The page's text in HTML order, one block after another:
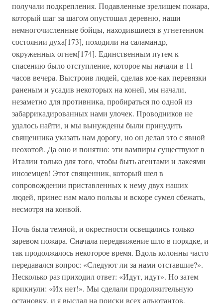
получали подкрепления. Подавленные зрелищем пожара,
который шаг за шагом опустошал деревню, наши
немногочисленные бойцы, находившиеся в угнетенном
состоянии духа[173], походили на саламандр,
окруженных огнем[174]. Единственным путем к
спасению было отступление, которое мы начали в 11
часов вечера. Выстроив людей, сделав кое-как перевязки
раненым и усадив некоторых на коней, мы начали,
незаметно для противника, пробираться по одной из
забаррикадированных нами улочек. Проводников не
удалось найти, и мы вынуждены были принудить
священника указать нам дорогу, но он делал это с явной
неохотой. Да оно и понятно: эти вампиры существуют в
Италии только для того, чтобы быть агентами и лакеями
иноземцев! Этот священник, который шел в
сопровождении приставленных к нему двух наших
людей, принес нам мало пользы и вскоре сумел сбежать,
несмотря на конвой.
Ночь была темной, и окрестности освещались только
заревом пожара. Сначала передвижение шло в порядке, и
так продолжалось некоторое время. Вдоль колонны часто
передавался вопрос: «Следуют ли за нами отставшие?».
Несколько раз приходил ответ: «Идут, идут». Но затем
крикнули: «Их нет!». Мы сделали продолжительную
остановку, и я выслал на поиски всех адъютантов,